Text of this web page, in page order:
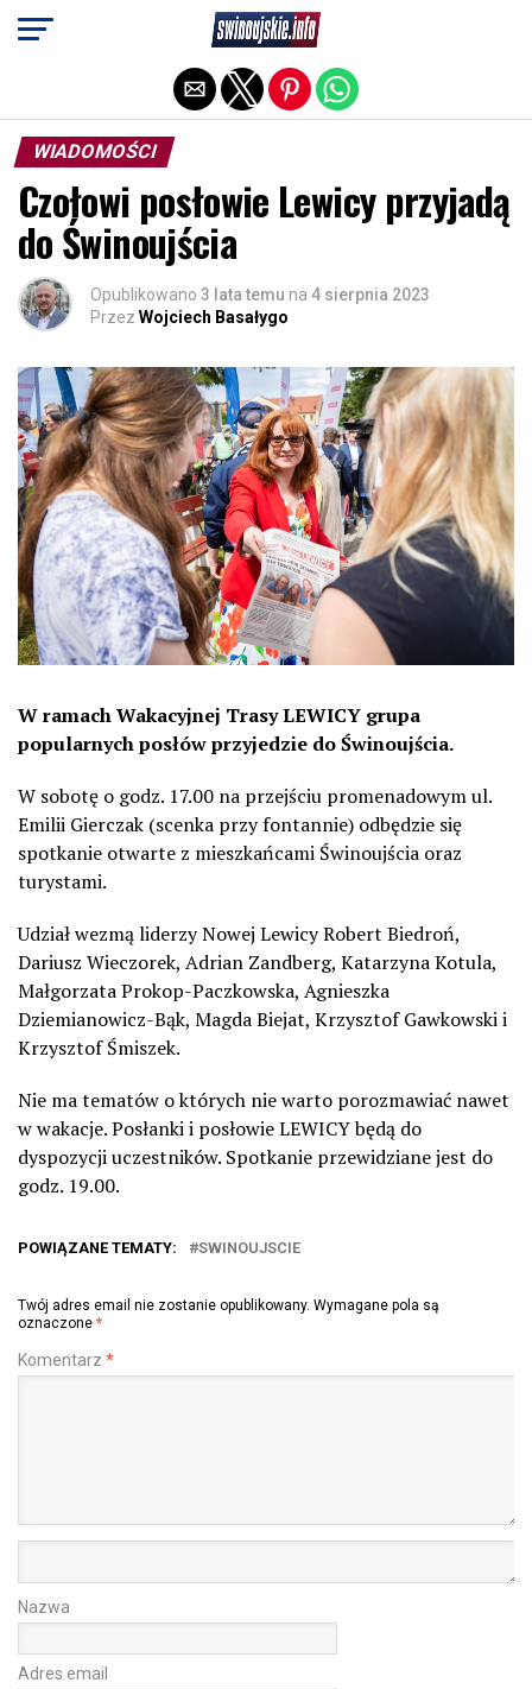
WIADOMOŚCI
Czołowi posłowie Lewicy przyjadą
do Świnoujścia
Opublikowano 3 lata temu na 4 sierpnia 2023
Przez Wojciech Basałygo
W ramach Wakacyjnej Trasy LEWICY grupa
popularnych posłów przyjedzie do Świnoujścia.
W sobotę o godz. 17.00 na przejściu promenadowym ul.
Emilii Gierczak (scenka przy fontannie) odbędzie się
spotkanie otwarte z mieszkańcami Świnoujścia oraz
turystami.
Udział wezmą liderzy Nowej Lewicy Robert Biedroń,
Dariusz Wieczorek, Adrian Zandberg, Katarzyna Kotula,
Małgorzata Prokop-Paczkowska, Agnieszka
Dziemianowicz-Bąk, Magda Biejat, Krzysztof Gawkowski i
Krzysztof Śmiszek.
Nie ma tematów o których nie warto porozmawiać nawet
w wakacje. Posłanki i posłowie LEWICY będą do
dyspozycji uczestników. Spotkanie przewidziane jest do
godz. 19.00.
POWIĄZANE TEMATY: SWINOUJSCIE
Twój adres email nie zostanie opublikowany. Wymagane pola są
oznaczone *
Komentarz *
Nazwa
Adres email
Exit mobile version